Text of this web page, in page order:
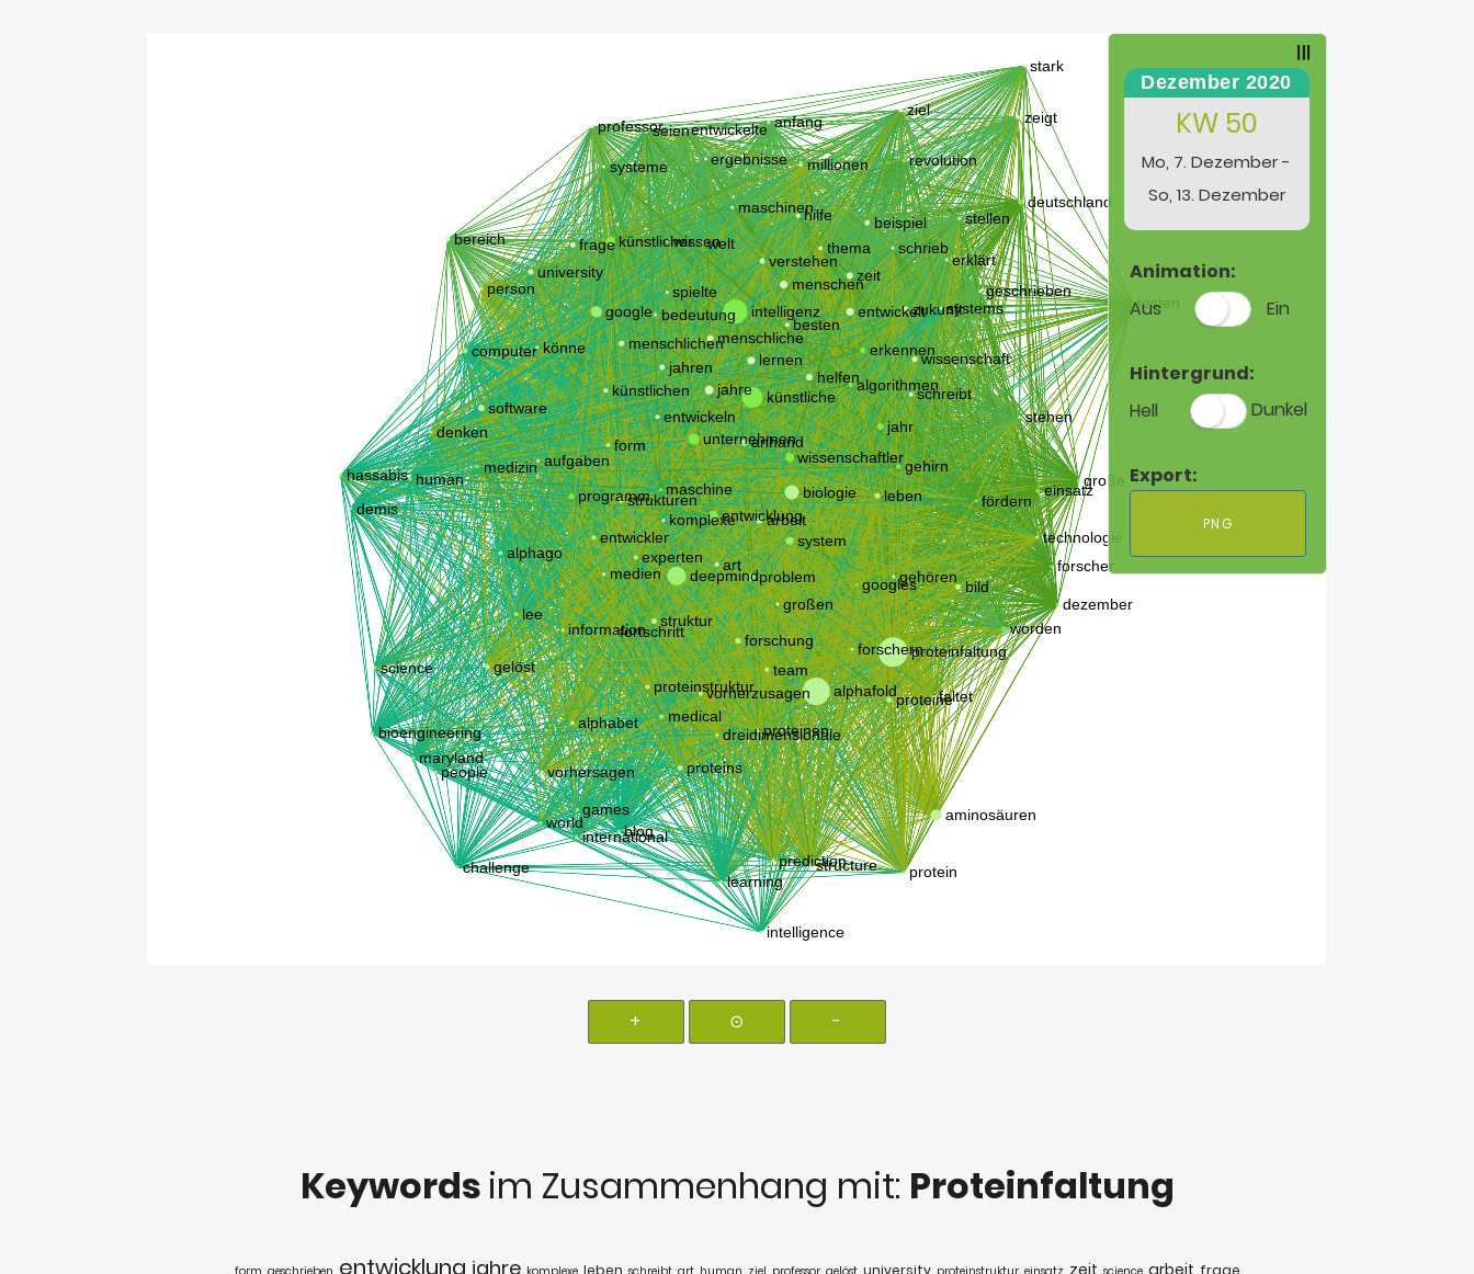
+ ⊙ -
Dezember 2020
KW 50
Mo, 7. Dezember -
So, 13. Dezember
Animation:
Aus
Ein
Hintergrund:
Hell
Dunkel
Export:
PNG
Keywords im Zusammenhang mit: Proteinfaltung
entwicklung jahre